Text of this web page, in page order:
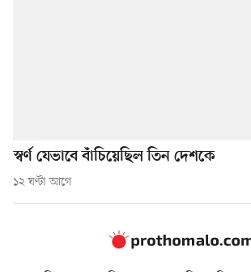
স্বর্ণ যেভাবে বাঁচিয়েছিল তিন দেশকে
১২ ঘণ্টা আগে